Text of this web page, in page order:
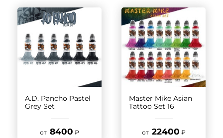
A.D. Pancho Pastel
Grey Set
от 8400 ₽
Master Mike Asian
Tattoo Set 16
от 22400 ₽